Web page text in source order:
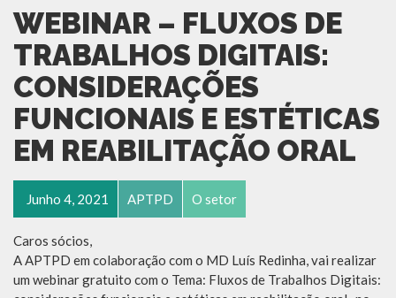
WEBINAR – FLUXOS DE
TRABALHOS DIGITAIS:
CONSIDERAÇÕES
FUNCIONAIS E ESTÉTICAS
EM REABILITAÇÃO ORAL
Junho 4, 2021 APTPD O setor
Caros sócios,
A APTPD em colaboração com o MD Luís Redinha, vai realizar
um webinar gratuito com o Tema: Fluxos de Trabalhos Digitais: